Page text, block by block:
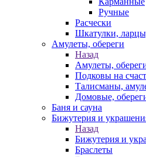
Ручные
Расчески
Шкатулки,
Амулеты, обереги
Назад
Амулеты,
Подковы на
Талисманы,
Домовые,
Баня и сауна
Бижутерия и
Назад
Бижутерия и
Браслеты